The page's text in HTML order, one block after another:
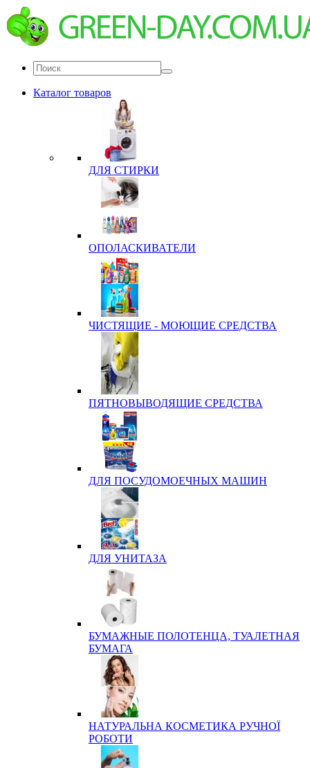
Каталог товаров
ДЛЯ СТИРКИ
ОПОЛАСКИВАТЕЛИ
ЧИСТЯЩИЕ - МОЮЩИЕ СРЕДСТВА
ПЯТНОВЫВОДЯЩИЕ СРЕДСТВА
ДЛЯ ПОСУДОМОЕЧНЫХ МАШИН
ДЛЯ УНИТАЗА
БУМАЖНЫЕ ПОЛОТЕНЦА, ТУАЛЕТНАЯ
БУМАГА
НАТУРАЛЬНА КОСМЕТИКА РУЧНОЇ
РОБОТИ